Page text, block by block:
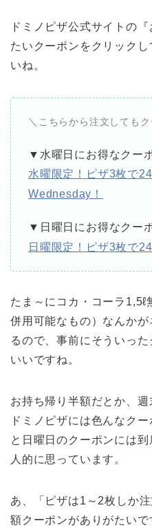
ドミノピザ公式サイトの
たいクーポンをクリック
いね。
＼こちらから注文しても
▼水曜日にお得なクー
水曜限定！ピザ3枚で
Wednesday！
▼日曜日にお得なクー
日曜限定！ピザ3枚で
たま～にコカ・コーラ1,5ℓ
併用可能なもの）なんか
るので、事前にそういっ
いいですね。
お持ち帰り半額だとか、週
ドミノピザには色んなク
と日曜日のクーポンには
人的に思っています。
あ、「ピザは1～2枚しか
額クーポンがありがたい